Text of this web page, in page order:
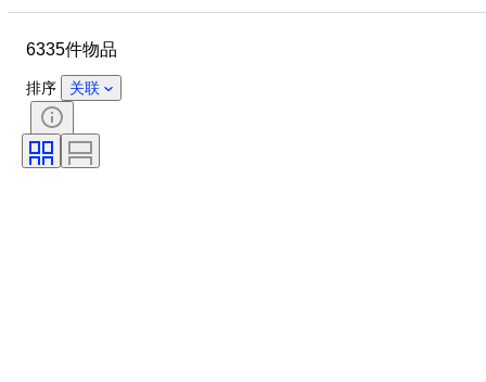
签名
版
6335件物品
排序 关联